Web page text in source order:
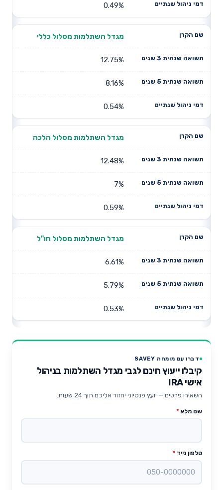
0.49%
מגדל השתלמות מסלול כללי
12.75%
8.16%
0.54%
מגדל השתלמות מסלול הלכה
12.48%
7%
0.59%
מגדל השתלמות מסלול חו"ל
6.61%
5.79%
0.53%
דברו עם מומחה SAVEY
קיבלו ייעוץ חינם לגבי מגדל השתלמות בניהול
אישי IRA
השאירו פרטים — יועץ פנסיוני יחזור אליכם תוך 24 שעות.
שם מלא *
טלפון נייד *